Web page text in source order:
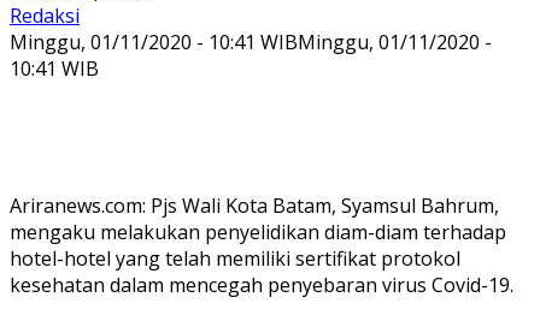
Redaksi
Minggu, 01/11/2020 - 10:41 WIBMinggu, 01/11/2020 -
10:41 WIB
Ariranews.com: Pjs Wali Kota Batam, Syamsul Bahrum,
mengaku melakukan penyelidikan diam-diam terhadap
hotel-hotel yang telah memiliki sertifikat protokol
kesehatan dalam mencegah penyebaran virus Covid-19.